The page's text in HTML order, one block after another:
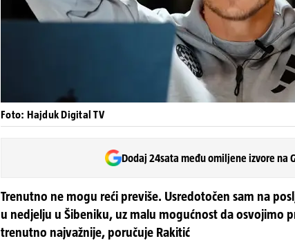
Foto: Hajduk Digital TV
Dodaj 24sata među omiljene izvore na
Trenutno ne mogu reći previše. Usredotočen sam na
u nedjelju u Šibeniku, uz malu mogućnost da osvojimo
trenutno najvažnije, poručuje Rakitić